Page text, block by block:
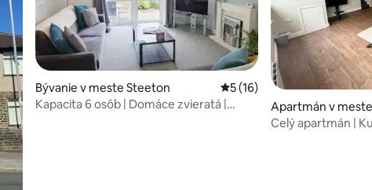
31 Bývanie v meste Steeton Priemerné ohodnotenie 5 z
5 (16)
Kapacita 6 osôb | Domáce zvieratá |
Apartmán v
e
Celý apartmán |